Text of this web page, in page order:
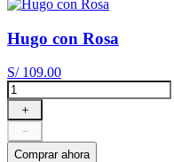
Hugo con Rosa
S/ 109.00
＋
－
Comprar ahora